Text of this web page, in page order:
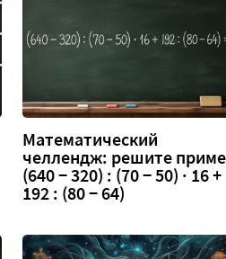
Математический
челлендж: решите
(640 − 320) : (70 − 50) · 16 +
192 : (80 − 64)